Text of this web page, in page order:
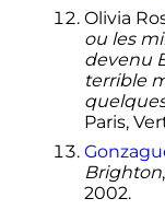
Olivia
ou les
devenu
terrible
Paris,
Brighton
2002.